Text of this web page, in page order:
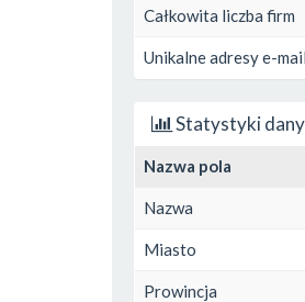
Całkowita liczba firm
Unikalne adresy e-mail
Statystyki
Nazwa pola
Nazwa
Miasto
Prowincja